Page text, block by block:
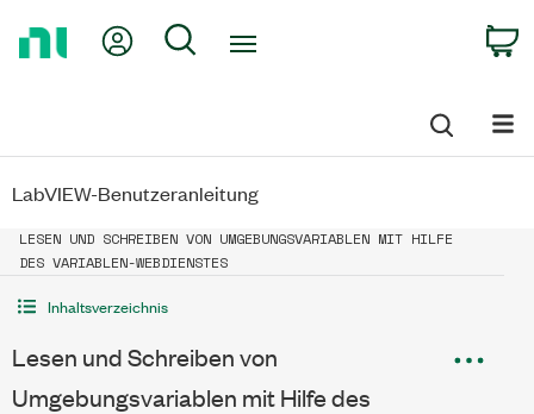
My Account
Search
LabVIEW-Benutzeranleitung
LESEN UND SCHREIBEN VON UMGEBUNGSVARIABLEN MIT HILFE
DES VARIABLEN-WEBDIENSTES
Inhaltsverzeichnis
Lesen und Schreiben von
Umgebungsvariablen mit Hilfe des